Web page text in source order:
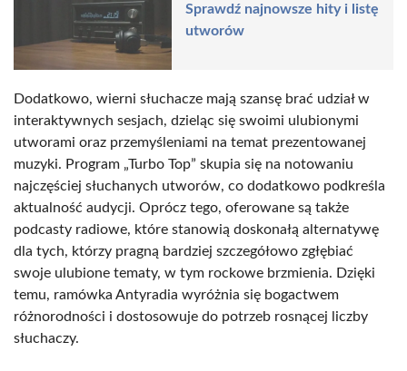
Sprawdź najnowsze hity i listę
utworów
Dodatkowo, wierni słuchacze mają szansę brać udział w
interaktywnych sesjach, dzieląc się swoimi ulubionymi
utworami oraz przemyśleniami na temat prezentowanej
muzyki. Program „Turbo Top” skupia się na notowaniu
najczęściej słuchanych utworów, co dodatkowo podkreśla
aktualność audycji. Oprócz tego, oferowane są także
podcasty radiowe, które stanowią doskonałą alternatywę
dla tych, którzy pragną bardziej szczegółowo zgłębiać
swoje ulubione tematy, w tym rockowe brzmienia. Dzięki
temu, ramówka Antyradia wyróżnia się bogactwem
różnorodności i dostosowuje do potrzeb rosnącej liczby
słuchaczy.